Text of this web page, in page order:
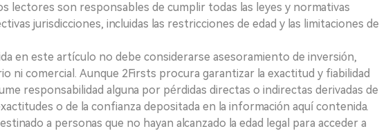
lectores son responsables de cumplir todas las leyes y normativas
jurisdicciones, incluidas las restricciones de edad y las limitaciones de
en este artículo no debe considerarse asesoramiento de inversión,
ni comercial. Aunque 2Firsts procura garantizar la exactitud y fiabilidad
responsabilidad alguna por pérdidas directas o indirectas derivadas de
o de la confianza depositada en la información aquí contenida.
a personas que no hayan alcanzado la edad legal para acceder a